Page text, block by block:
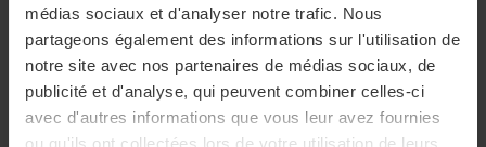
médias sociaux et d'analyser notre trafic. Nous
partageons également des informations sur l'utilisation de
notre site avec nos partenaires de médias sociaux, de
publicité et d'analyse, qui peuvent combiner celles-ci
avec d'autres informations que vous leur avez fournies
ou qu'ils ont collectées lors de votre utilisation de leurs